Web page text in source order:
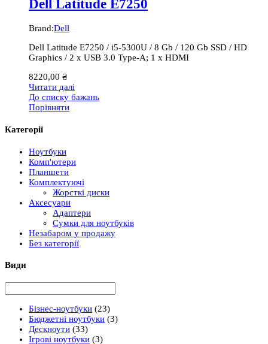
Dell Latitude E7250
Brand:Dell
Dell Latitude E7250 / i5-5300U / 8 Gb / 120 Gb SSD / HD
Graphics / 2 x USB 3.0 Type-A; 1 x HDMI
8220,00 ₴
Читати далі
До списку бажань
Порівняти
Категорії
Ноутбуки
Комп'ютери
Планшети
Комплектуючі
Жорсткі диски
Аксесуари
Адаптери
Сумки для ноутбуків
Незабаром у продажу
Без категорії
Види
Бізнес-ноутбуки (23)
Бюджетні ноутбуки (3)
Дескноути (33)
Ігрові ноутбуки (3)